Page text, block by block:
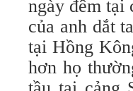
ngày đêm tại
của anh dắt
tại Hồng
hơn họ